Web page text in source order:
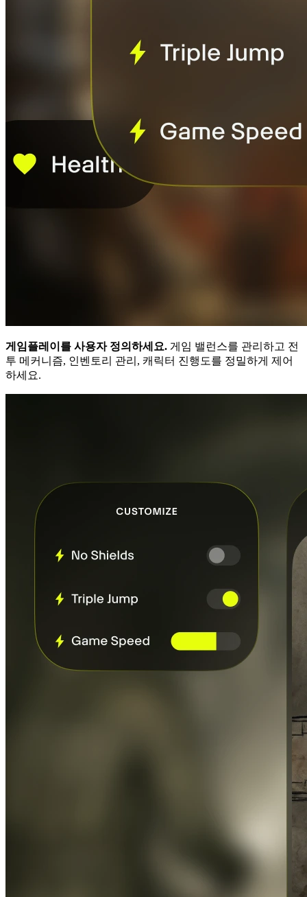
게임플레이를 사용자 정의하세요. 게임 밸런스를 관리하고 전
투 메커니즘, 인벤토리 관리, 캐릭터 진행도를 정밀하게 제어
하세요.